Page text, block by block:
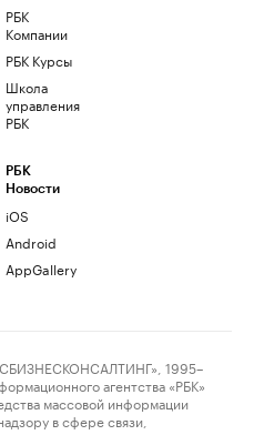
РБК
Компании
РБК Курсы
Школа
управления
РБК
РБК
Новости
iOS
Android
AppGallery
1995–
агентства «РБК»
массовой информации
в сфере связи,